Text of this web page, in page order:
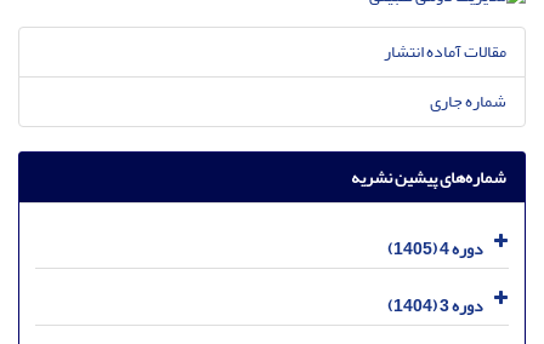
مقالات آماده انتشار
شماره جاری
شماره‌های پیشین نشریه
دوره 4 (1405)
دوره 3 (1404)